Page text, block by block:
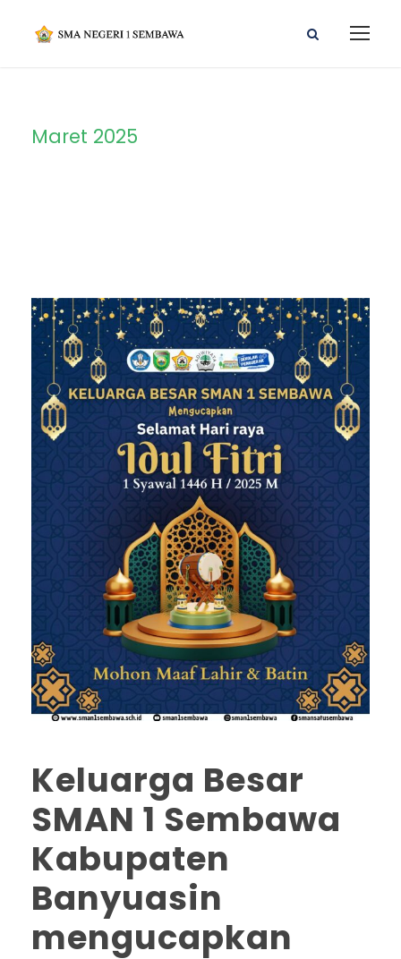
Maret 2025
Keluarga Besar
SMAN 1 Sembawa
Kabupaten
Banyuasin
mengucapkan